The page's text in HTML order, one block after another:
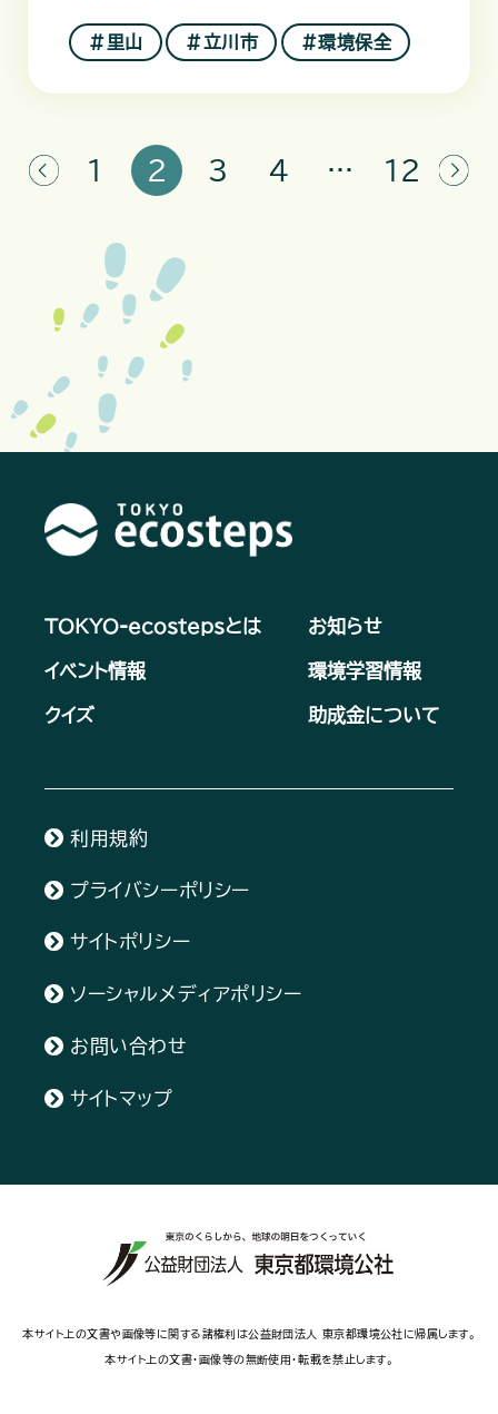
＃里山 ＃立川市 ＃環境保全
1 2 3 4 … 12
TOKYO-ecostepsとは お知らせ
イベント情報 環境学習情報
クイズ 助成金について
利用規約
プライバシーポリシー
サイトポリシー
ソーシャルメディアポリシー
お問い合わせ
サイトマップ
本サイト上の文書や画像等に関する諸権利は公益財団法人 東京都環境公社に帰属します。
本サイト上の文書・画像等の無断使用・転載を禁止します。